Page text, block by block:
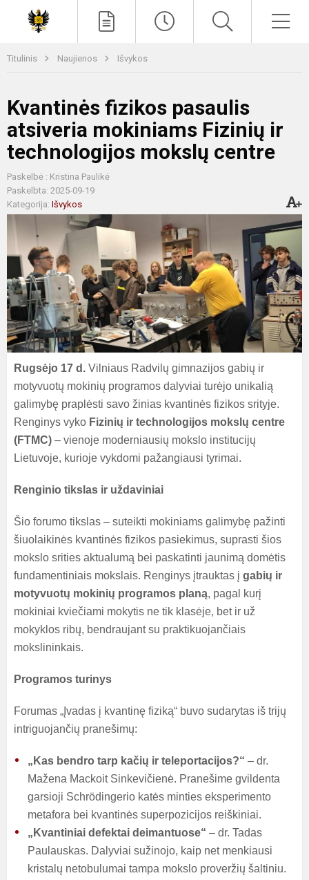
Titulinis Naujienos Išvykos
Kvantinės fizikos pasaulis
atsiveria mokiniams Fizinių ir
technologijos mokslų centre
Paskelbė : Kristina Paulikė
Paskelbta: 2025-09-19
Kategorija: Išvykos
Rugsėjo 17 d. Vilniaus Radvilų gimnazijos gabių ir
motyvuotų mokinių programos dalyviai turėjo unikalią
galimybę praplėsti savo žinias kvantinės fizikos srityje.
Renginys vyko Fizinių ir technologijos mokslų centre
(FTMC) – vienoje moderniausių mokslo institucijų
Lietuvoje, kurioje vykdomi pažangiausi tyrimai.
Renginio tikslas ir uždaviniai
Šio forumo tikslas – suteikti mokiniams galimybę pažinti
šiuolaikinės kvantinės fizikos pasiekimus, suprasti šios
mokslo srities aktualumą bei paskatinti jaunimą domėtis
fundamentiniais mokslais. Renginys įtrauktas į gabių ir
motyvuotų mokinių programos planą, pagal kurį
mokiniai kviečiami mokytis ne tik klasėje, bet ir už
mokyklos ribų, bendraujant su praktikuojančiais
mokslininkais.
Programos turinys
Forumas „Įvadas į kvantinę fiziką“ buvo sudarytas iš trijų
intriguojančių pranešimų:
„Kas bendro tarp kačių ir teleportacijos?“ – dr.
Mažena Mackoit Sinkevičienė. Pranešime gvildenta
garsioji Schrödingerio katės minties eksperimento
metafora bei kvantinės superpozicijos reiškiniai.
„Kvantiniai defektai deimantuose“ – dr. Tadas
Paulauskas. Dalyviai sužinojo, kaip net menkiausi
kristalų netobulumai tampa mokslo proveržių šaltiniu.